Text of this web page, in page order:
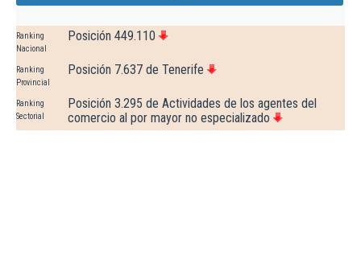
Ranking
Nacional
Posición 449.110
Ranking
Provincial
Posición 7.637 de Tenerife
Ranking
Sectorial
Posición 3.295 de Actividades de los agentes del
comercio al por mayor no especializado